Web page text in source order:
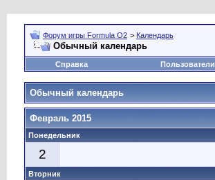
Форум игры Formula O2 > Календарь
Обычный календарь
Справка Пользователи
Обычный календарь
Февраль 2015
Понедельник
2
Вторник